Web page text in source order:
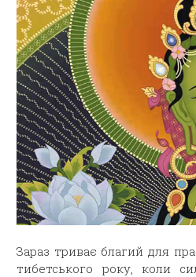
Зараз триває благий для
тибетського року, коли